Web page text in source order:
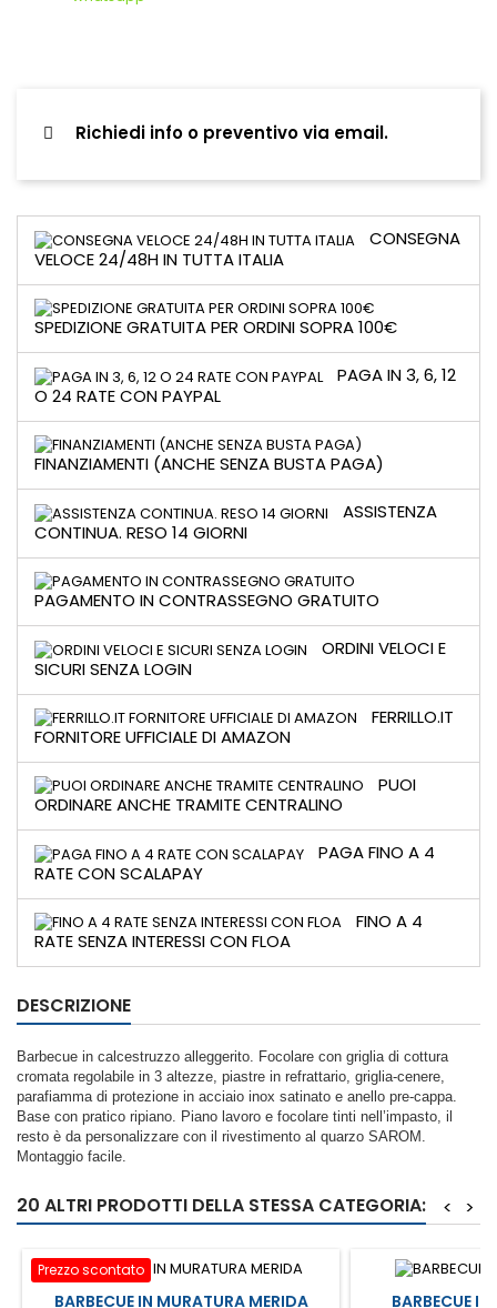
Richiedi info o preventivo via email.
CONSEGNA
VELOCE 24/48H IN TUTTA ITALIA
SPEDIZIONE GRATUITA PER ORDINI SOPRA 100€
PAGA IN 3, 6, 12
O 24 RATE CON PAYPAL
FINANZIAMENTI (ANCHE SENZA BUSTA PAGA)
ASSISTENZA
CONTINUA. RESO 14 GIORNI
PAGAMENTO IN CONTRASSEGNO GRATUITO
ORDINI VELOCI E
SICURI SENZA LOGIN
FERRILLO.IT
FORNITORE UFFICIALE DI AMAZON
PUOI
ORDINARE ANCHE TRAMITE CENTRALINO
PAGA FINO A 4
RATE CON SCALAPAY
FINO A 4
RATE SENZA INTERESSI CON FLOA
DESCRIZIONE
Barbecue in calcestruzzo alleggerito. Focolare con griglia di cottura
cromata regolabile in 3 altezze, piastre in refrattario, griglia-cenere,
parafiamma di protezione in acciaio inox satinato e anello pre-cappa.
Base con pratico ripiano. Piano lavoro e focolare tinti nell’impasto, il
resto è da personalizzare con il rivestimento al quarzo SAROM.
Montaggio facile.
20 ALTRI PRODOTTI DELLA STESSA CATEGORIA: >
<
Prezzo scontato
BARBECUE IN MURATURA MERIDA BARBECUE